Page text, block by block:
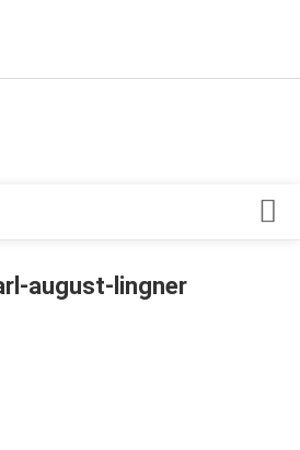
august-lingner